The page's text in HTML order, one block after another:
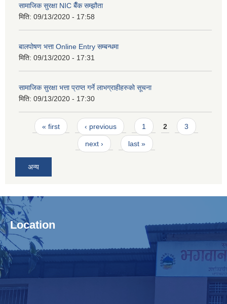
सामाजिक सुरक्षा NIC बैँक सम्झौता
मिति: 09/13/2020 - 17:58
बालपोषण भत्ता Online Entry सम्बन्धमा
मिति: 09/13/2020 - 17:31
सामाजिक सुरक्षा भत्ता प्राप्त गर्ने लाभग्राहीहरुको सूचना
मिति: 09/13/2020 - 17:30
Pages
« first ‹ previous 1 2 3
next › last »
अन्य
Location